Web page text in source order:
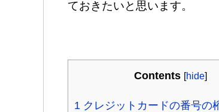
ておきたいと思います。
Contents [hide]
1 クレジットカードの番号の